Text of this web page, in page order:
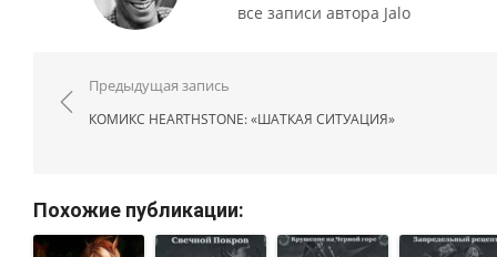
все записи автора Jalo
Навигация по записям
Предыдущая запись
КОМИКС HEARTHSTONE: «ШАТКАЯ СИТУАЦИЯ»
Похожие публикации: